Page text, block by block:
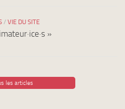
/ VIE DU SITE
»
les articles